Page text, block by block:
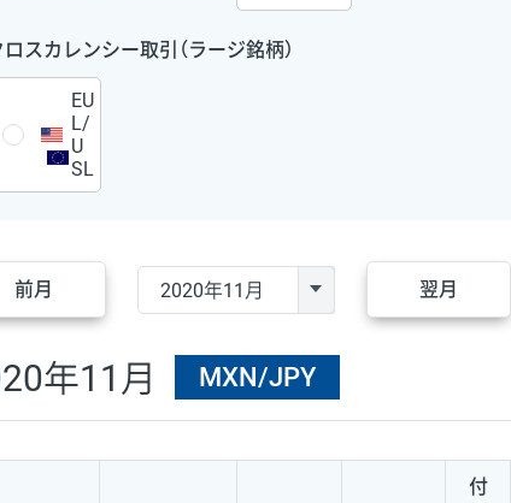
ロスカレンシー取引（ラージ銘柄）
EU
L/
U
SL
前月 翌月
年11月 MXN/JPY
付